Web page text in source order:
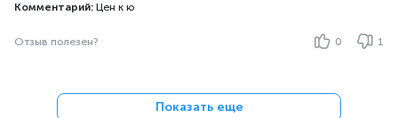
Комментарий: Цен к ю
Отзыв полезен? 0 1
Показать еще